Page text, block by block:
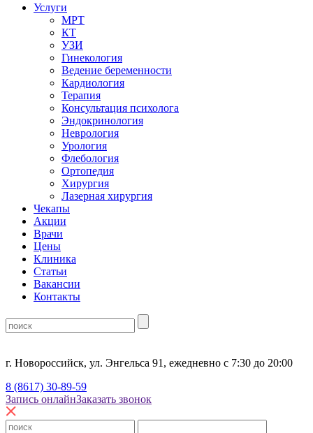
Услуги
МРТ
КТ
УЗИ
Гинекология
Ведение беременности
Кардиология
Терапия
Консультация психолога
Эндокринология
Неврология
Урология
Флебология
Ортопедия
Хирургия
Лазерная хирургия
Чекапы
Акции
Врачи
Цены
Клиника
Статьи
Вакансии
Контакты
г. Новороссийск, ул. Энгельса 91, ежедневно с 7:30 до 20:00
8 (8617) 30-89-59
Запись онлайнЗаказать звонок